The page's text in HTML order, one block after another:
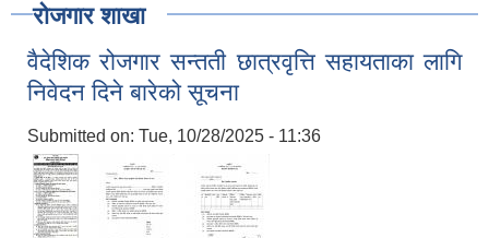
रोजगार शाखा
वैदेशिक रोजगार सन्तती छात्रवृत्ति सहायताका लागि
निवेदन दिने बारेको सूचना
Submitted on: Tue, 10/28/2025 - 11:36